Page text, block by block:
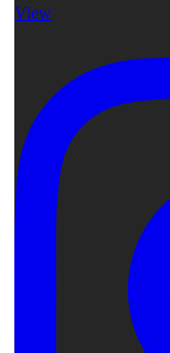
View